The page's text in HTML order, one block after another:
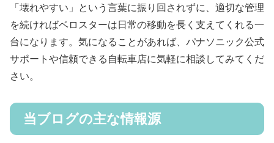
「壊れやすい」という言葉に振り回されずに、適切な管理
を続ければベロスターは日常の移動を長く支えてくれる一
台になります。気になることがあれば、パナソニック公式
サポートや信頼できる自転車店に気軽に相談してみてくだ
さい。
当ブログの主な情報源